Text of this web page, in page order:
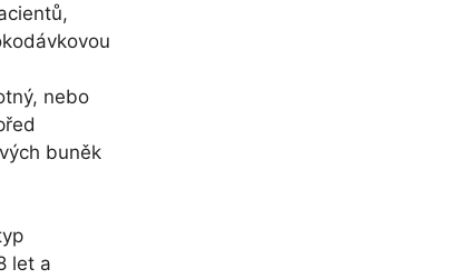
nebo
buněk
let a